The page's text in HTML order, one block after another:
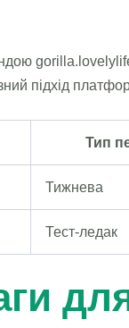
підхід
Тип
Тижнева
Тест-ледак